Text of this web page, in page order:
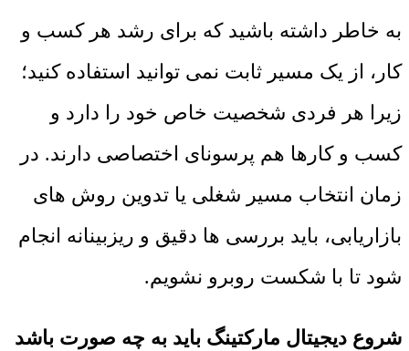
به خاطر داشته باشید که برای رشد هر کسب و
کار، از یک مسیر ثابت نمی توانید استفاده کنید؛
زیرا هر فردی شخصیت خاص خود را دارد و
کسب و کارها هم پرسونای اختصاصی دارند. در
زمان انتخاب مسیر شغلی یا تدوین روش های
بازاریابی، باید بررسی ها دقیق و ریزبینانه انجام
شود تا با شکست روبرو نشویم.
شروع دیجیتال مارکتینگ باید به چه صورت باشد